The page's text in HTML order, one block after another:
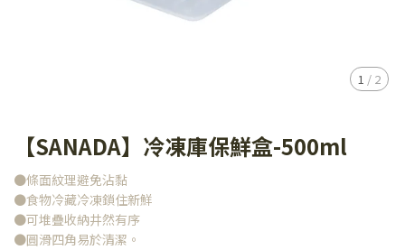
1 / 2
【SANADA】冷凍庫保鮮盒-500ml
●條面紋理避免沾黏
●食物冷藏冷凍鎖住新鮮
●可堆疊收納井然有序
●圓滑四角易於清潔。